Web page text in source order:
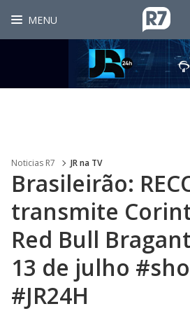
MENU
Noticias R7 JR na TV
Brasileirão:
transmite
Red Bull
13 de julho
#JR24H